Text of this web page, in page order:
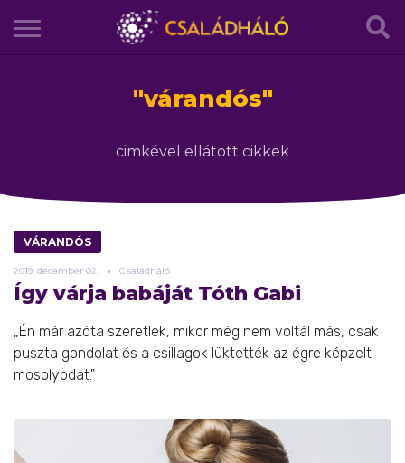
"várandós"
cimkével ellátott cikkek
VÁRANDÓS
2019. december 02. Családháló
Így várja babáját Tóth Gabi
„Én már azóta szeretlek, mikor még nem voltál más, csak
puszta gondolat és a csillagok lüktették az égre képzelt
mosolyodat."